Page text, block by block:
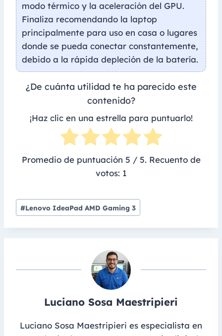
modo térmico y la aceleración del GPU.
Finaliza recomendando la laptop
principalmente para uso en casa o lugares
donde se pueda conectar constantemente,
debido a la rápida depleción de la batería.
¿De cuánta utilidad te ha parecido este
contenido?
¡Haz clic en una estrella para puntuarlo!
Promedio de puntuación 5 / 5. Recuento de
votos: 1
Post
Tags:
#Lenovo IdeaPad AMD Gaming 3
Luciano Sosa Maestripieri
Luciano Sosa Maestripieri es especialista en